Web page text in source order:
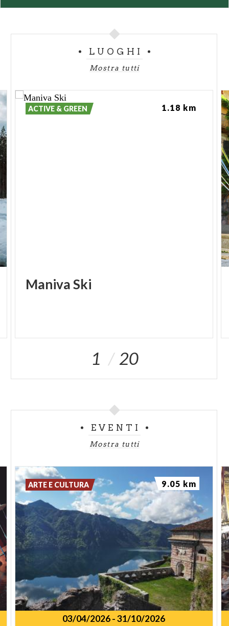
altro sulsito ufficiale Maniva Ski.
LUOGHI
Mostra tutti
ManivaSki
ACTIVE & GREEN 1.18 km
1 20
EVENTI
Mostra tutti
03/04/2026-31/10/2026
ARTE E CULTURA 9.05 km